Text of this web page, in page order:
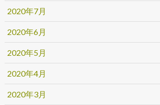
2020年7月
2020年6月
2020年5月
2020年4月
2020年3月